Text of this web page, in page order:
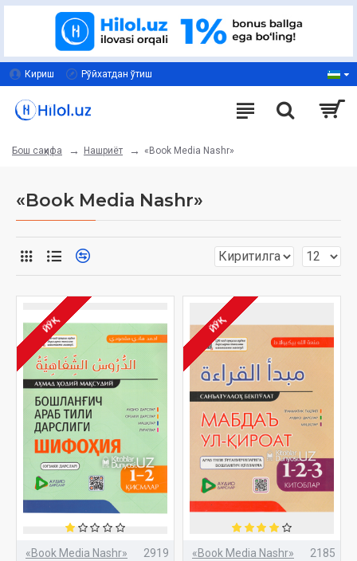
Кириш Рўйхатдан ўтиш
Бош саҳифа Нашриёт «Book Media Nashr»
«Book Media Nashr»
ЙЎҚ
«Book Media Nashr» 2919
ЙЎҚ
«Book Media Nashr» 2185